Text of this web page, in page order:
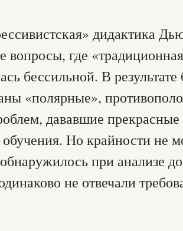
дидактика
вопросы, где
бессильной. В
«полярные»,
дававшие прекрасные
Но крайности не
при анализе
не отвечали